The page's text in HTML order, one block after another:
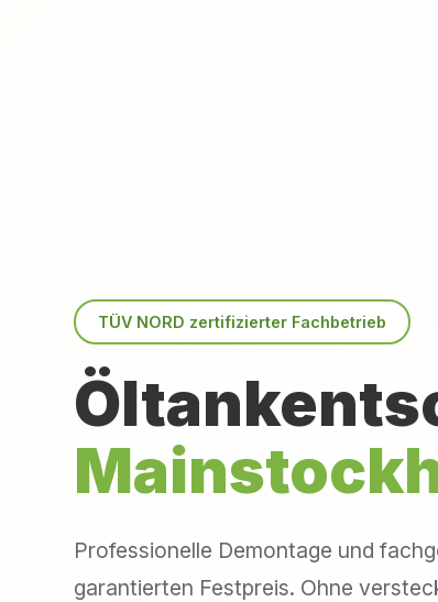
TÜV NORD zertifizierter Fachbetrieb
Professionelle Demontage und
garantierten Festpreis. Ohne